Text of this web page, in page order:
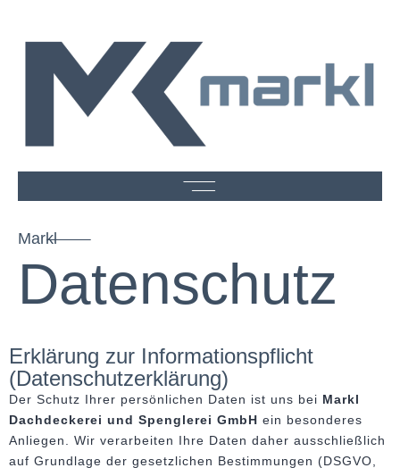
Markl
Datenschutz
Erklärung zur Informationspflicht
(Datenschutzerklärung)
Der Schutz Ihrer persönlichen Daten ist uns bei Markl
Dachdeckerei und Spenglerei GmbH ein besonderes
Anliegen. Wir verarbeiten Ihre Daten daher ausschließlich
auf Grundlage der gesetzlichen Bestimmungen (DSGVO,